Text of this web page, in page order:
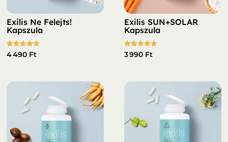
Exilis Ne Felejts!
Kapszula
Értékelés:
5.00
4 490 Ft
Exilis SUN+SOLAR
Kapszula
Értékelés:
4.90
3 990 Ft